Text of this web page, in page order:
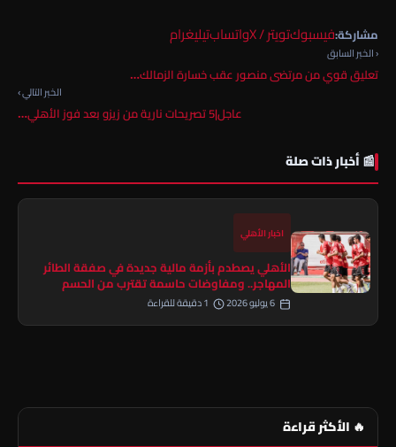
مشاركة:فيسبوكتويتر / X واتسابتيليغرام
‹ الخبر السابق
تعليق قوي من مرتضى منصور عقب خسارة الزمالك…
الخبر التالي ›
عاجل|5 تصريحات نارية من زيزو بعد فوز الأهلي…
📰 أخبار ذات صلة
اخبار الأهلي
الأهلي يصطدم بأزمة مالية جديدة في صفقة الطائر
المهاجر.. ومفاوضات حاسمة تقترب من الحسم
🔥 الأكثر قراءة